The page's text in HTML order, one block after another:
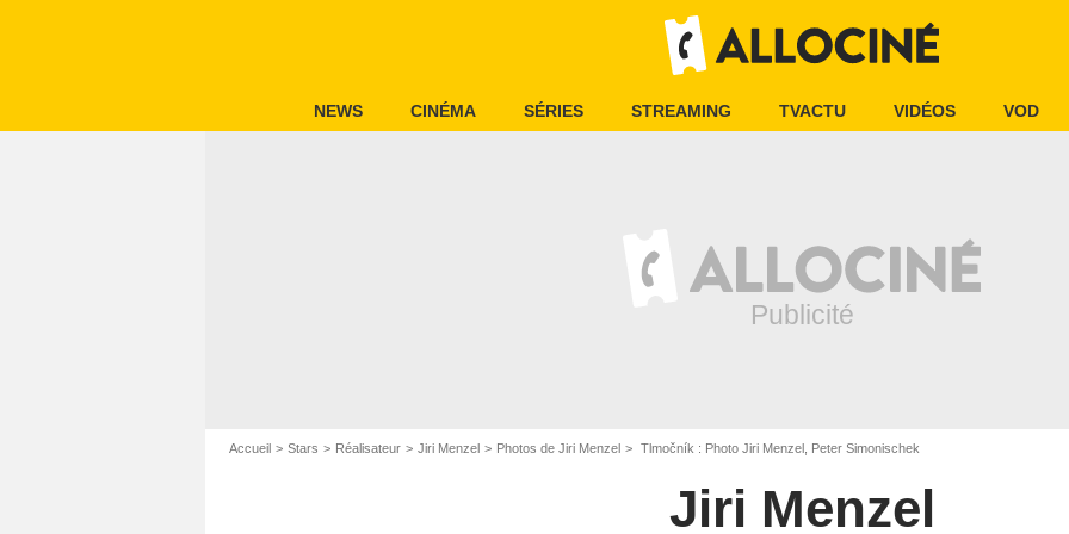
NEWS CINÉMA SÉRIES STREAMING TVACTU VIDÉOS VOD
Accueil Stars Réalisateur Jiri Menzel Photos de Jiri Menzel Tlmočník : Photo Jiri Menzel, Peter Simonischek
Jiri Menzel